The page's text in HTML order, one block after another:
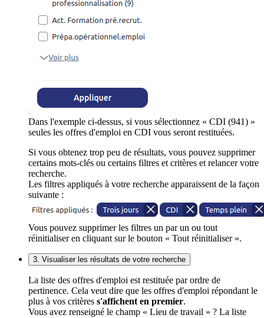
Dans l'exemple ci-dessus, si vous sélectionnez « CDI (941) »
seules les offres d'emploi en CDI vous seront restituées.
Si vous obtenez trop peu de résultats, vous pouvez supprimer
certains mots-clés ou certains filtres et critères et relancer votre
recherche.
Les filtres appliqués à votre recherche apparaissent de la façon
suivante :
Vous pouvez supprimer les filtres un par un ou tout
réinitialiser en cliquant sur le bouton « Tout réinitialiser ».
3. Visualiser les résultats de votre recherche
La liste des offres d'emploi est restituée par ordre de
pertinence. Cela veut dire que les offres d'emploi répondant le
plus à vos critères s'affichent en premier.
Vous avez renseigné le champ « Lieu de travail » ? La liste